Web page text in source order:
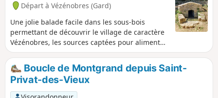
Départ à Vézénobres (Gard)
Une jolie balade facile dans les sous-bois
permettant de découvrir le village de caractère
Vézénobres, les sources captées pour alimenter
celui-ci ainsi que des belles vues sur les
Cévennes. Toute la randonnée suit des chemins
de randonnée balisés.
Boucle de Montgrand depuis Saint-
Privat-des-Vieux